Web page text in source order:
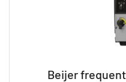
Beijer